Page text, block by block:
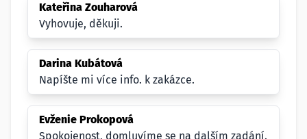
Kateřina Zouharová
Vyhovuje, děkuji.
Darina Kubátová
Napíšte mi více info. k zakázce.
Evženie Prokopová
Spokojenost, domluvíme se na dalším zadání.